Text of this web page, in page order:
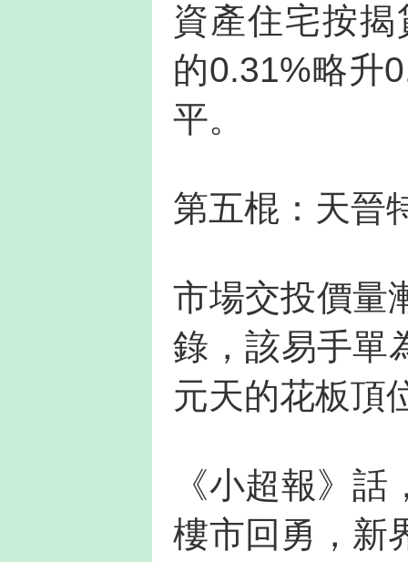
資產住宅按
的0.31%略升
平。
第五棍：天晉
市場交投價量
錄，該易手單
元天的花板頂
《小超報》
樓市回勇，新